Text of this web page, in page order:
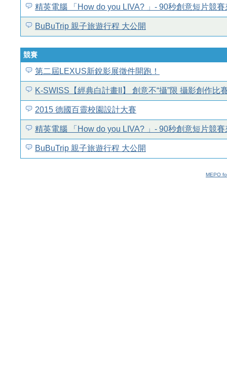
精英電腦 「How do you LIVA? 」- 90秒創意短片競賽
BuBuTrip 親子旅遊行程 大公開
競賽
第二屆LEXUS新銳影展徵件開跑！
K-SWISS【經典白計畫II】 創意不“攝”限 攝影創作比
2015 德國百靈校園設計大賽
精英電腦 「How do you LIVA? 」- 90秒創意短片競賽
BuBuTrip 親子旅遊行程 大公開
MEPO